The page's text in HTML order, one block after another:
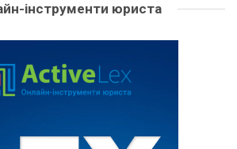
інструменти юриста